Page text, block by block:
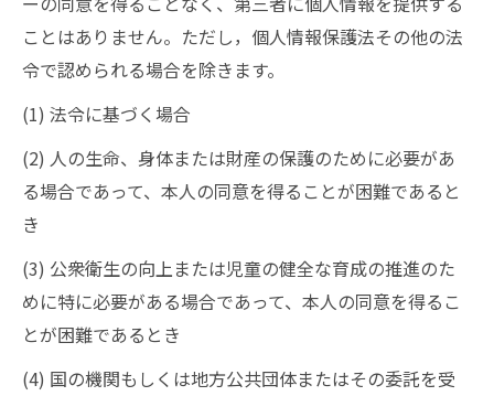
ことはありません。ただし，個人情報保護法その他の法
令で認められる場合を除きます。
(1) 法令に基づく場合
(2) 人の生命、身体または財産の保護のために必要があ
る場合であって、本人の同意を得ることが困難であると
き
(3) 公衆衛生の向上または児童の健全な育成の推進のた
めに特に必要がある場合であって、本人の同意を得るこ
とが困難であるとき
(4) 国の機関もしくは地方公共団体またはその委託を受